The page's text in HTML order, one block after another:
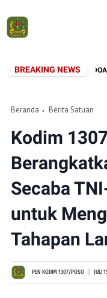
BREAKING NEWS
PANJATKAN DOA
Beranda Berita Satuan
Kodim
Secaba
untuk
Tahapan
PEN KODIM 1307/POSO JULI